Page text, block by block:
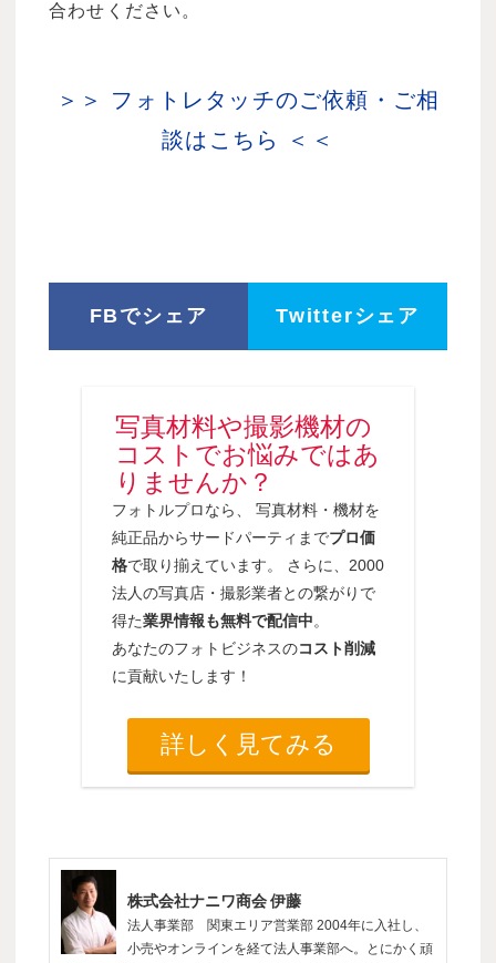
合わせください。
＞＞ フォトレタッチのご依頼・ご相
談はこちら ＜＜
FBでシェア Twitterシェア
写真材料や撮影機材の
コストでお悩みではあ
りませんか？
フォトルプロなら、 写真材料・機材を
純正品からサードパーティまでプロ価
格で取り揃えています。 さらに、2000
法人の写真店・撮影業者との繋がりで
得た業界情報も無料で配信中。
あなたのフォトビジネスのコスト削減
に貢献いたします！
詳しく見てみる
株式会社ナニワ商会 伊藤
法人事業部 関東エリア営業部 2004年に入社し、
小売やオンラインを経て法人事業部へ。とにかく頑